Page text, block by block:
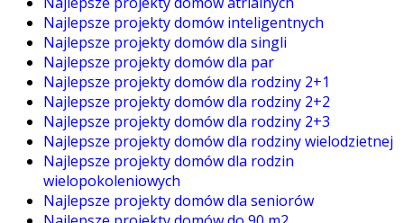
Najlepsze projekty domów inteligentnych
Najlepsze projekty domów dla singli
Najlepsze projekty domów dla par
Najlepsze projekty domów dla rodziny 2+1
Najlepsze projekty domów dla rodziny 2+2
Najlepsze projekty domów dla rodziny 2+3
Najlepsze projekty domów dla rodziny wielodzietnej
Najlepsze projekty domów dla rodzin
wielopokoleniowych
Najlepsze projekty domów dla seniorów